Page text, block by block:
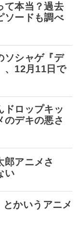
て本当？過去
ソードも調べ
ソシャゲ『デ
、12月11日で
ドロップキッ
のデキの悪さ
郎アニメさ
い
かいうアニメ